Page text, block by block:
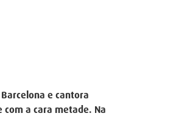
e cantora
a cara metade. Na